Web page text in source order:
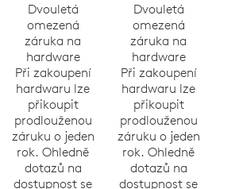
Dvouletá
omezená
záruka na
hardware
Při zakoupení
hardwaru lze
přikoupit
prodlouženou
záruku o jeden
rok. Ohledně
dotazů na
dostupnost se
Dvouletá
omezená
záruka na
hardware
Při zakoupení
hardwaru lze
přikoupit
prodlouženou
záruku o jeden
rok. Ohledně
dotazů na
dostupnost se